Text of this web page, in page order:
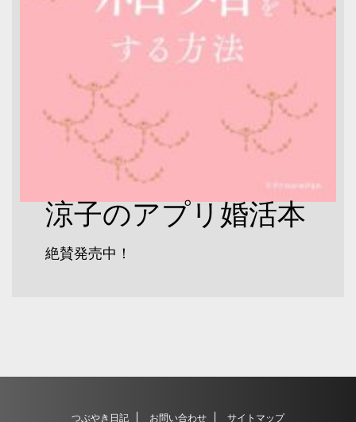
涼子のアプリ婚活本
絶賛発売中！
つぶやき日記 お問い合わせ サイトマップ